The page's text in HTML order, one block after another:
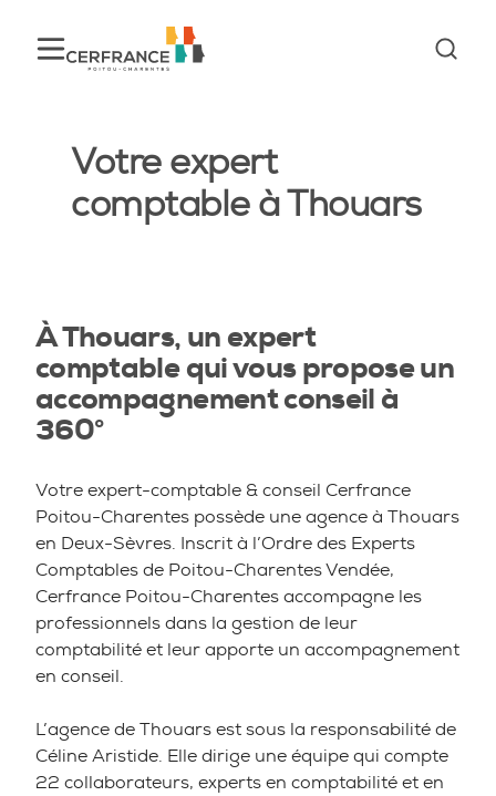
Votre expert
comptable à Thouars
À Thouars, un expert
comptable qui vous propose un
accompagnement conseil à
360°
Votre expert-comptable & conseil Cerfrance
Poitou-Charentes possède une agence à Thouars
en Deux-Sèvres. Inscrit à l’Ordre des Experts
Comptables de Poitou-Charentes Vendée,
Cerfrance Poitou-Charentes accompagne les
professionnels dans la gestion de leur
comptabilité et leur apporte un accompagnement
en conseil.
L’agence de Thouars est sous la responsabilité de
Céline Aristide. Elle dirige une équipe qui compte
22 collaborateurs, experts en comptabilité et en